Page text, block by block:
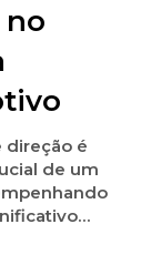
no
direção é
de um